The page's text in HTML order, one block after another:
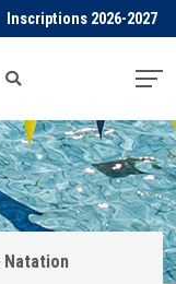
Inscriptions 2026-2027
Natation